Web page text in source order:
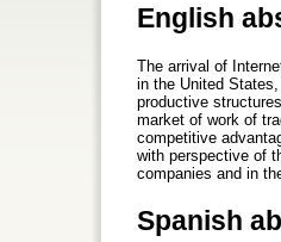
English
The arrival of
in the United
productive
market of work of
competitive
with perspective of
companies and in
Spanish